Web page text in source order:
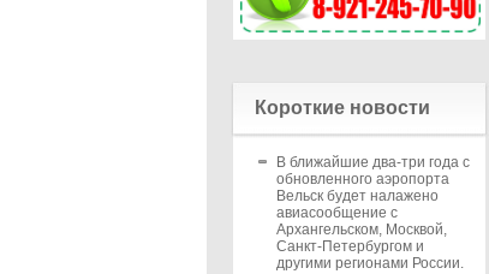
Короткие новости
В ближайшие два-три года с
обновленного аэропорта
Вельск будет налажено
авиасообщение с
Архангельском, Москвой,
Санкт-Петербургом и
другими регионами России.